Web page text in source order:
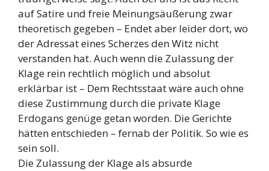
auf Satire und freie Meinungsäußerung zwar
theoretisch gegeben – Endet aber leider dort, wo
der Adressat eines Scherzes den Witz nicht
verstanden hat. Auch wenn die Zulassung der
Klage rein rechtlich möglich und absolut
erklärbar ist – Dem Rechtsstaat wäre auch ohne
diese Zustimmung durch die private Klage
Erdogans genüge getan worden. Die Gerichte
hätten entschieden – fernab der Politik. So wie es
sein soll.
Die Zulassung der Klage als absurde